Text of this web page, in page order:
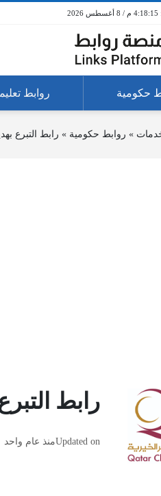
4:18:15 م / 8 أغسطس 2026
حكومية روابط
» روابط حكومية » رابط التبرع
رابط
Updated onمنذ عام واحد